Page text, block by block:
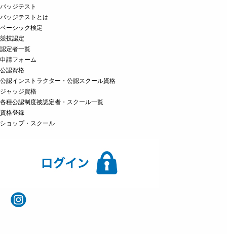
バッジテスト
バッジテストとは
ベーシック検定
競技認定
認定者一覧
申請フォーム
公認資格
公認インストラクター・公認スクール資格
ジャッジ資格
各種公認制度被認定者・スクール一覧
資格登録
ショップ・スクール